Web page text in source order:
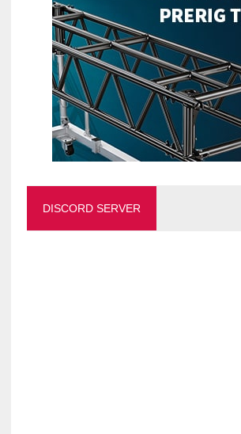
DISCORD SERVER